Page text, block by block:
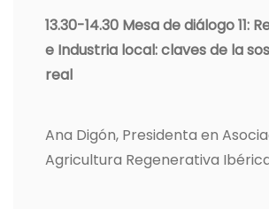
13.30-14.30 Mesa de diálogo 11:
e Industria local: claves de la
real
Ana Digón, Presidenta en
Agricultura Regenerativa